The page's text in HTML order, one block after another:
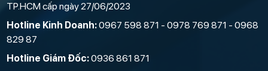
TP.HCM cấp ngày 27/06/2023
Hotline Kinh Doanh:0967 598 871 - 0978 769 871 - 0968
829 87
Hotline Giám Đốc:0936 861 871